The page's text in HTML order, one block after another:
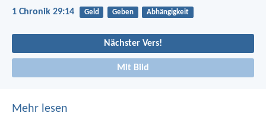
1 Chronik 29:14 Geld Geben Abhängigkeit
Nächster Vers!
Mit Bild
Mehr lesen